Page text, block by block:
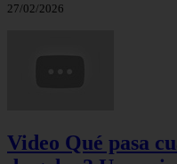
27/02/2026
Video Qué pasa